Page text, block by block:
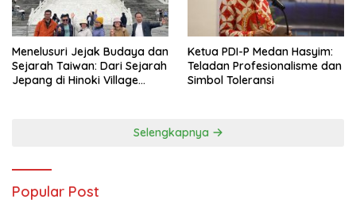
Menelusuri Jejak Budaya dan
Sejarah Taiwan: Dari Sejarah
Jepang di Hinoki Village
Ketua PDI-P Medan Hasyim:
Teladan Profesionalisme dan
Simbol Toleransi
Selengkapnya
Popular Post